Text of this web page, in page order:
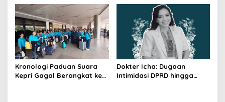
Bimtek Ujian PPAT 2026
Berkolaborasi
Kronologi Paduan Suara
Kepri Gagal Berangkat ke
Dokter Icha: Dugaan
Intimidasi DPRD hingga